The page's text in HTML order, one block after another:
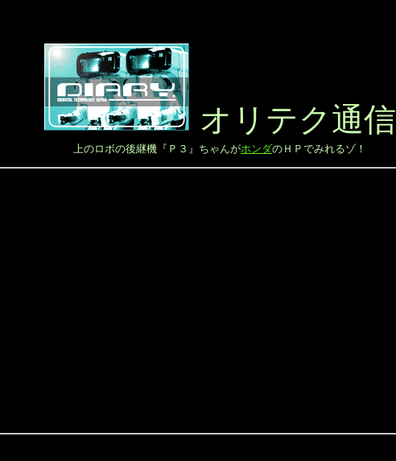
オリテク通信
上のロボの後継機『Ｐ３』ちゃんがホンダのＨＰでみれるゾ！